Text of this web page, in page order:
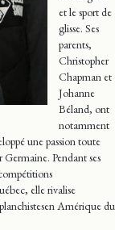
et le sport de
glisse. Ses
parents,
Christopher
Chapman et
Johanne
Béland, ont
notamment
une passion toute
Pendant ses
elle rivalise
Amérique du